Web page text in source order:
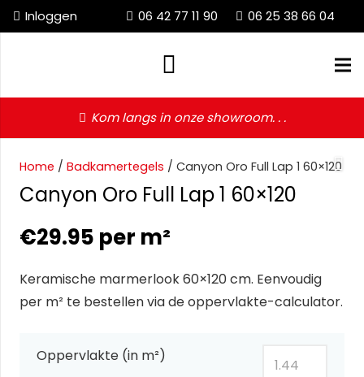
Inloggen 06 42 77 11 90 06 25 38 66 04
Kom langs in onze showroom. . .
Home / Badkamertegels / Canyon Oro Full Lap 1 60×120
Canyon Oro Full Lap 1 60×120
€29.95 per m²
Keramische marmerlook 60×120 cm. Eenvoudig
per m² te bestellen via de oppervlakte-calculator.
Oppervlakte (in m²)